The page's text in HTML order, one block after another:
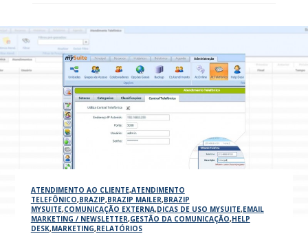
ATENDIMENTO AO CLIENTE,ATENDIMENTO
TELEFÔNICO,BRAZIP,BRAZIP MAILER,BRAZIP
MYSUITE,COMUNICAÇÃO EXTERNA,DICAS DE USO MYSUITE,EMAIL
MARKETING / NEWSLETTER,GESTÃO DA COMUNICAÇÃO,HELP
DESK,MARKETING,RELATÓRIOS